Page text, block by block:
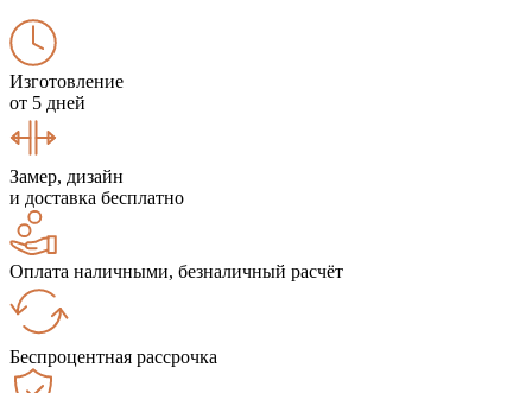
Изготовление
от 5 дней
Замер, дизайн
и доставка бесплатно
Оплата наличными, безналичный расчёт
Беспроцентная рассрочка